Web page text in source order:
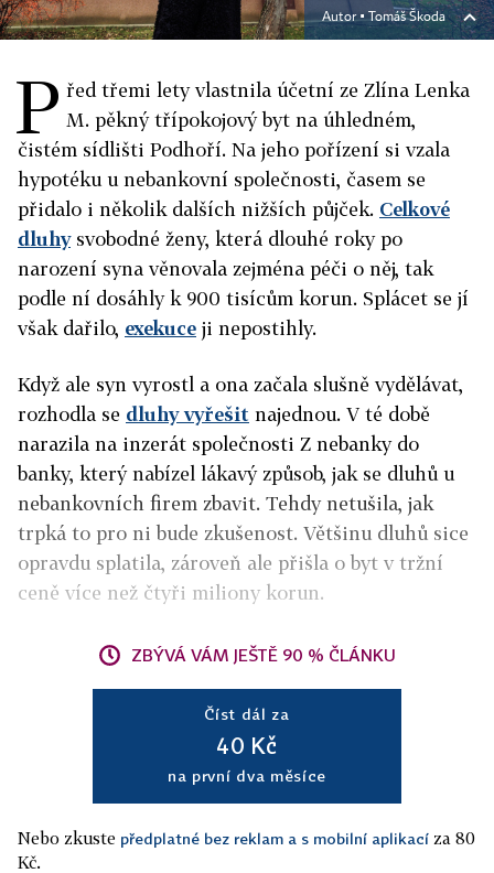
Autor ▪ Tomáš Škoda
P řed třemi lety vlastnila účetní ze Zlína Lenka
M. pěkný třípokojový byt na úhledném,
čistém sídlišti Podhoří. Na jeho pořízení si vzala
hypotéku u nebankovní společnosti, časem se
přidalo i několik dalších nižších půjček. Celkové
dluhysvobodné ženy, která dlouhé roky po
narození syna věnovala zejména péči o něj, tak
podle ní dosáhly k 900 tisícům korun. Splácet se jí
však dařilo, exekuce ji nepostihly.
Když ale syn vyrostl a ona začala slušně vydělávat,
rozhodla se dluhy vyřešit najednou. V té době
narazila na inzerát společnosti Z nebanky do
banky, který nabízel lákavý způsob, jak se dluhů u
nebankovních firem zbavit. Tehdy netušila, jak
trpká to pro ni bude zkušenost. Většinu dluhů sice
opravdu splatila, zároveň ale přišla o byt v tržní
ceně více než čtyři miliony korun.
ZBÝVÁ VÁM JEŠTĚ 90 % ČLÁNKU
Číst dál za
40 Kč
na první dva měsíce
Nebo zkuste předplatné bez reklam a s mobilní aplikací za 80
Kč.